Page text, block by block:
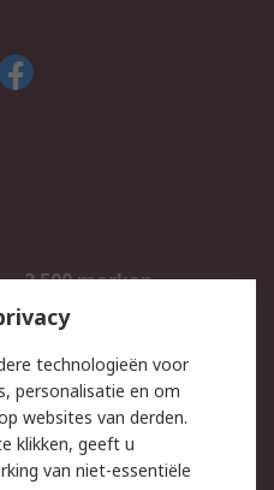
2.500 merken
Inkoopoplossingen
technologieën voor
personalisatie en om
websites van derden.
klikken, geeft u
van niet-essentiële